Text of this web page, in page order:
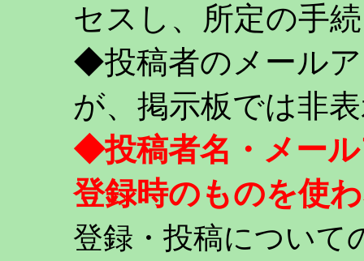
セスし、所定の手
◆投稿者のメール
が、掲示板では非
◆投稿者名・メー
登録時のものを使
登録・投稿について